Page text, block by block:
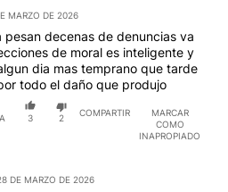
MARZO DE 2026
pesan decenas de denuncias va
de moral es inteligente y
dia mas temprano que tarde
todo el daño que produjo
3 2
COMPARTIR
MARCAR
COMO
INAPROPIADO
DE MARZO DE 2026